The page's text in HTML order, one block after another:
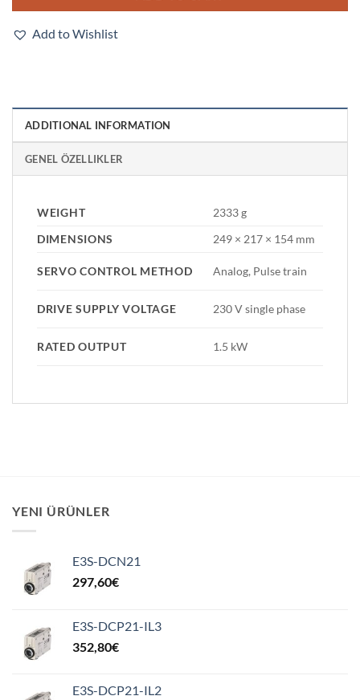
Add to Wishlist
ADDITIONAL INFORMATION
GENEL ÖZELLIKLER
WEIGHT
2333 g
DIMENSIONS
249 × 217 × 154 mm
SERVO CONTROL METHOD Analog, Pulse train
DRIVE SUPPLY VOLTAGE 230 V single phase
RATED OUTPUT 1.5 kW
YENI ÜRÜNLER
E3S-DCN21
297,60€
E3S-DCP21-IL3
352,80€
E3S-DCP21-IL2